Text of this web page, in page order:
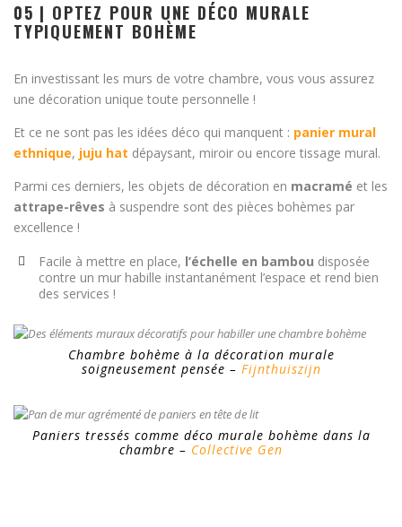
05 | OPTEZ POUR UNE DÉCO MURALE
TYPIQUEMENT BOHÈME
En investissant les murs de votre chambre, vous vous assurez
une décoration unique toute personnelle !
Et ce ne sont pas les idées déco qui manquent : panier mural
ethnique, juju hat dépaysant, miroir ou encore tissage mural.
Parmi ces derniers, les objets de décoration en macramé et les
attrape-rêves à suspendre sont des pièces bohèmes par
excellence !
Facile à mettre en place, l’échelle en bambou disposée
contre un mur habille instantanément l’espace et rend bien
des services !
Chambre bohème à la décoration murale
soigneusement pensée – Fijnthuiszijn
Paniers tressés comme déco murale bohème dans la
chambre – Collective Gen